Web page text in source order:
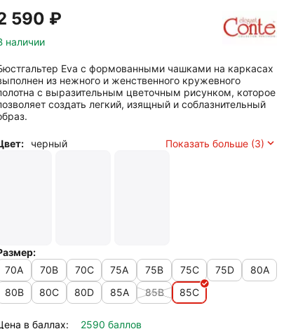
590 ₽
наличии
Eva c формованными чашками на каркасах
из нежного и женственного кружевного
с выразительным цветочным рисунком, которое
создать легкий, изящный и соблазнительный
черный Показать больше (3)
70A
70B 70C 75A 75B 75C 75D
80A
80B
80C 80D 85A 85B 85C
в баллах:
2590 баллов